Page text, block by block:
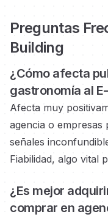
Preguntas
Building
¿Cómo afecta
gastronomía al
Afecta muy
agencia o empresas
señales
Fiabilidad, algo vital
¿Es mejor
comprar en